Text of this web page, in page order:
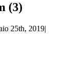
(3)
25th, 2019|